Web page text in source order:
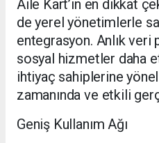
Aile Kart’ın en dikkat
de yerel yönetimlerle
entegrasyon. Anlık veri
sosyal hizmetler daha
ihtiyaç sahiplerine
zamanında ve etkili
Geniş Kullanım Ağı